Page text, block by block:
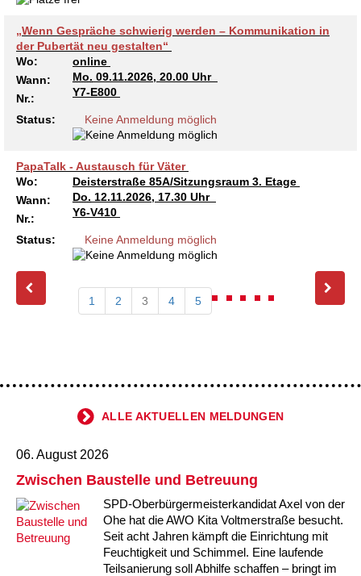
„Wenn Gespräche schwierig werden – Kommunikation in
der Pubertät neu gestalten“
Wo:
online
Wann:
Mo. 09.11.2026, 20.00 Uhr
Nr.:
Y7-E800
Status: Keine Anmeldung möglich
PapaTalk - Austausch für Väter
Wo:
Deisterstraße 85A/Sitzungsraum 3. Etage
Wann:
Do. 12.11.2026, 17.30 Uhr
Nr.:
Y6-V410
Status: Keine Anmeldung möglich
1 2 3 4 5
ALLE AKTUELLEN MELDUNGEN
06. August 2026
Zwischen Baustelle und Betreuung
SPD-Oberbürgermeisterkandidat Axel von der
Ohe hat die AWO Kita Voltmerstraße besucht.
Seit acht Jahren kämpft die Einrichtung mit
Feuchtigkeit und Schimmel. Eine laufende
Teilsanierung soll Abhilfe schaffen – bringt im